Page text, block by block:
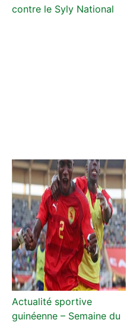
contre le Syly National
Actualité sportive
guinéenne – Semaine du